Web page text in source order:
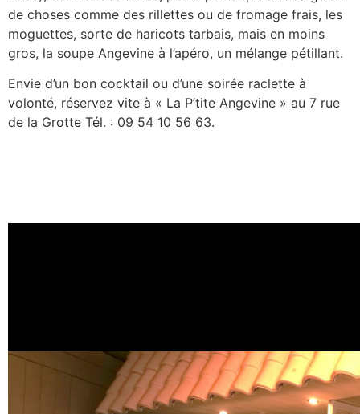
de choses comme des rillettes ou de fromage frais, les
moguettes, sorte de haricots tarbais, mais en moins
gros, la soupe Angevine à l’apéro, un mélange pétillant.
Envie d’un bon cocktail ou d’une soirée raclette à
volonté, réservez vite à « La P’tite Angevine » au 7 rue
de la Grotte Tél. : 09 54 10 56 63.